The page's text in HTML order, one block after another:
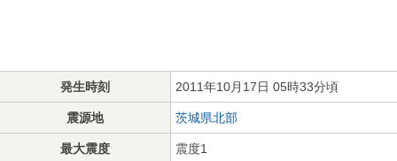
発生時刻 2011年10月17日 05時33分頃
震源地 茨城県北部
最大震度 震度1